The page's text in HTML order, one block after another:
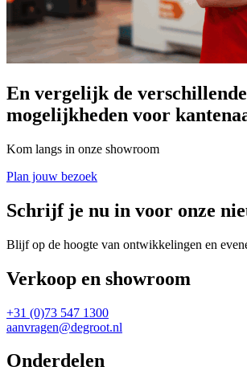
En vergelijk de
mogelijkheden voor
Kom langs in onze showroom
Plan jouw bezoek
Schrijf je nu in voor onze
Blijf op de hoogte van ontwikkelingen en
Verkoop en showroom
+31 (0)73 547 1300
aanvragen@degroot.nl
Onderdelen